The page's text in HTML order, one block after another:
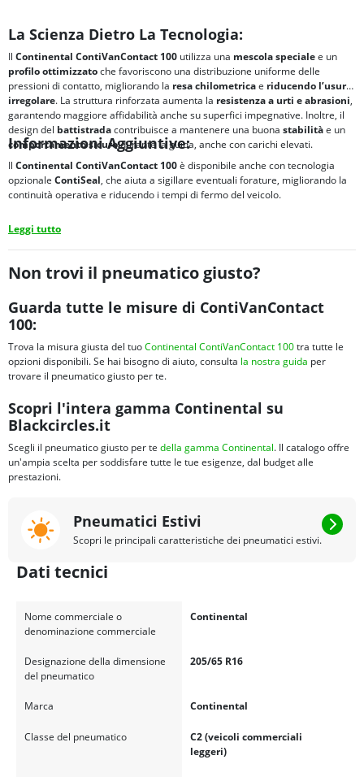
La Scienza Dietro La Tecnologia:
Il Continental ContiVanContact 100 utilizza una mescola specialee un
profilo ottimizzatoche favoriscono una distribuzione uniforme delle
pressioni di contatto, migliorando la resa chilometricae riducendo l’usura
irregolare. La struttura rinforzata aumenta la resistenza a urti e abrasioni,
garantendo maggiore affidabilità anche su superfici impegnative. Inoltre, il
design del battistradacontribuisce a mantenere una buona stabilitàe un
comportamento sicurodurante la guida, anche con carichi elevati.
Informazioni Aggiuntive:
Il Continental ContiVanContact 100è disponibile anche con tecnologia
opzionale ContiSeal, che aiuta a sigillare eventuali forature, migliorando la
continuità operativa e riducendo i tempi di fermo del veicolo.
Leggi tutto
Non trovi il pneumatico giusto?
Guarda tutte le misure di ContiVanContact
100:
Trova la misura giusta del tuoContinental ContiVanContact 100tra tutte le
opzioni disponibili. Se hai bisogno di aiuto, consulta la nostra guida per
trovare il pneumatico giusto per te.
Scopri l'intera gamma Continental su
Blackcircles.it
Scegli il pneumatico giusto per te della gamma Continental. Il catalogo offre
un'ampia scelta per soddisfare tutte le tue esigenze, dal budget alle
prestazioni.
Pneumatici Estivi
Scopri le principali caratteristiche dei pneumatici estivi.
Dati tecnici
Nome commerciale o
denominazione commerciale
Continental
Designazione della dimensione
del pneumatico
205/65 R16
Marca Continental
Classe del pneumatico
C2 (veicoli commerciali
leggeri)